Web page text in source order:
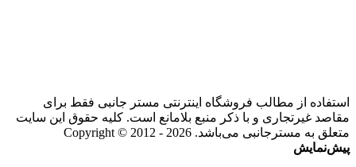
استفاده از مطالب فروشگاه اینترنتی مستر جانبی فقط برای
مقاصد غیرتجاری و با ذکر منبع بلامانع است. کلیه حقوق این سایت
متعلق به مسترجانبی می‌باشد. Copyright © 2012 - 2026
پیش‌نمایش